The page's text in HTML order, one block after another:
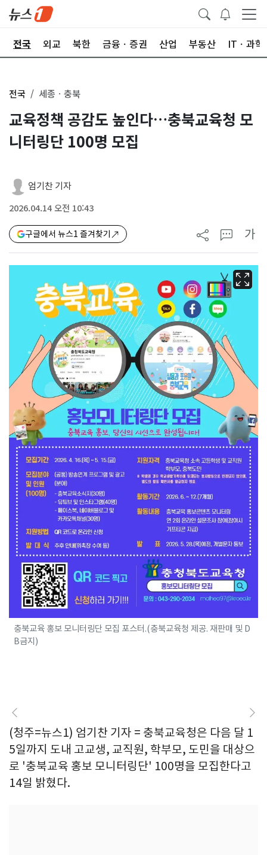
전국 외교 북한 금융ㆍ증권 산업 부동산 ITㆍ과학
전국 세종ㆍ충북
교육정책 공감도 높인다…충북교육청 모
니터링단 100명 모집
엄기찬 기자
2026.04.14 오전 10:43
구글에서 뉴스1 즐겨찾기 가
충북교육 홍보 모니터링단 모집 포스터.(충북교육청 제공. 재판매 및 D
B금지)
(청주=뉴스1) 엄기찬 기자 = 충북교육청은 다음 달 1
5일까지 도내 고교생, 교직원, 학부모, 도민을 대상으
로 '충북교육 홍보 모니터링단' 100명을 모집한다고
14일 밝혔다.